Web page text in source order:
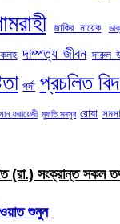
জাকির নায়েক
দাম্পত্য জীবন দারুল
পর্দা প্রচলিত
ফরায়েজী মুফতি মনসুর রোযা
(রা.) সংক্রান্ত সকল
শুনুন